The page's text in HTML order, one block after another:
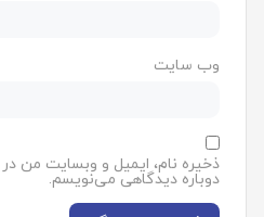
وب‌ سایت
ذخیره نام، ایمیل و وبسایت من در
دوباره دیدگاهی می‌نویسم.